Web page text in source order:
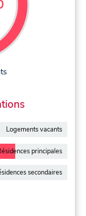
Logements vacants
principales
secondaires